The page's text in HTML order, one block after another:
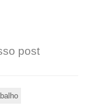
post